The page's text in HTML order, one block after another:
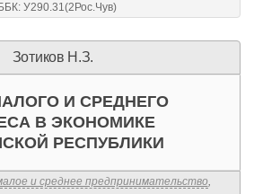
ББК: У290.31(2Рос.Чув)
Зотиков Н.З.
И СРЕДНЕГО
В ЭКОНОМИКЕ
РЕСПУБЛИКИ
и среднее предпринимательство,